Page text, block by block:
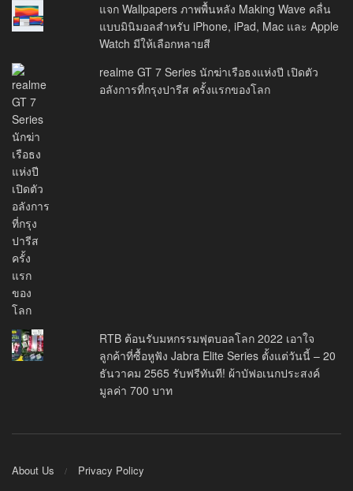
แจก Wallpapers ภาพพื้นหลัง Making Wave คลื่น
แบบมินิมอลสำหรับ iPhone, iPad, Mac และ Apple
Watch มีให้เลือกหลายสี
realme GT 7 Series นักฆ่าเรือธงแห่งปี เปิดตัว
อลังการที่กรุงปารีส ครั้งแรกของโลก
RTB ต้อนรับมหกรรมฟุตบอลโลก 2022 เอาใจ
ลูกค้าที่ซื้อหูฟัง Jabra Elite Series ตั้งแต่วันนี้ – 20
ธันวาคม 2565 รับฟรีทันที! ผ้าบัฟอเนกประสงค์
มูลค่า 700 บาท
About Us Privacy Policy